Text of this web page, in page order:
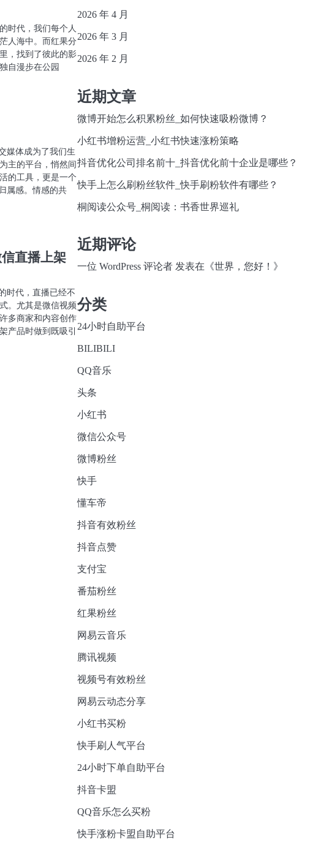
时代，我们每个人
人海中。而红果分
，找到了彼此的影
自漫步在公园
媒体成为了我们生
主的平台，悄然间
的工具，更是一个
属感。情感的共
直播上架
时代，直播已经不
。尤其是微信视频
多商家和内容创作
产品时做到既吸引
2026 年 4 月
2026 年 3 月
2026 年 2 月
近期文章
微博开始怎么积累粉丝_如何快速吸粉微博？
小红书增粉运营_小红书快速涨粉策略
抖音优化公司排名前十_抖音优化前十企业是哪些？
快手上怎么刷粉丝软件_快手刷粉软件有哪些？
桐阅读公众号_桐阅读：书香世界巡礼
近期评论
一位 WordPress 评论者发表在《世界，您好！ 》
分类
24小时自助平台
BILIBILI
QQ音乐
头条
小红书
微信公众号
微博粉丝
快手
懂车帝
抖音有效粉丝
抖音点赞
支付宝
番茄粉丝
红果粉丝
网易云音乐
腾讯视频
视频号有效粉丝
网易云动态分享
小红书买粉
快手刷人气平台
24小时下单自助平台
抖音卡盟
QQ音乐怎么买粉
快手涨粉卡盟自助平台